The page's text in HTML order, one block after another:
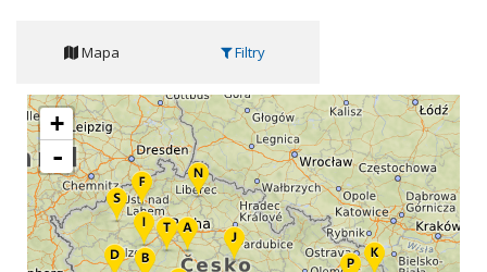
Mapa Filtry
+
-